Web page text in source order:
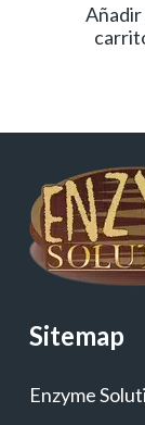
Añadir
Sitemap
Enzyme